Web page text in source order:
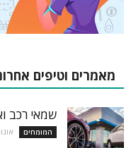
מאמרים וטיפים
שמאי רכב
המומחים אוגוסט